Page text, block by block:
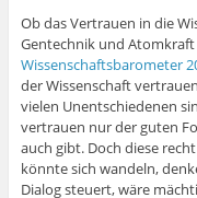
Ob das Vertrauen in die
Gentechnik und
Wissenschaftsbarometer
der Wissenschaft
vielen Unentschiedenen
vertrauen nur der guten
auch gibt. Doch diese
könnte sich wandeln,
Dialog steuert, wäre